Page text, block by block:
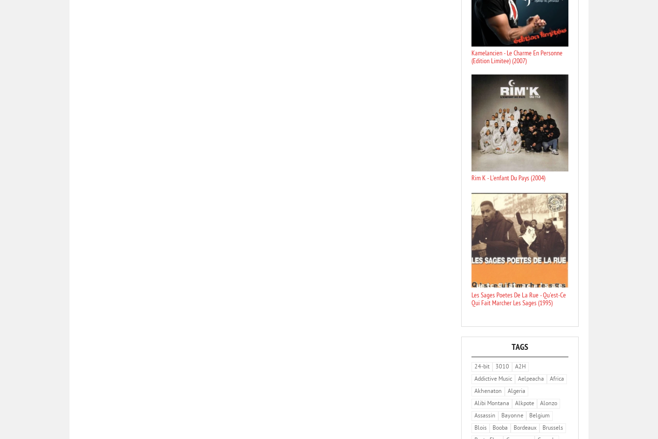
Kamelancien - Le Charme En Personne
(Edition Limitee) (2007)
Rim K - L'enfant Du Pays (2004)
Les Sages Poetes De La Rue - Qu'est-Ce
Qui Fait Marcher Les Sages (1995)
TAGS
24-bit 3010
A2H
Addictive Music
Aelpeacha
Africa
Akhenaton
Algeria
Alibi Montana
Alkpote
Alonzo
Assassin
Bayonne
Belgium
Blois
Booba Bordeaux
Brussels